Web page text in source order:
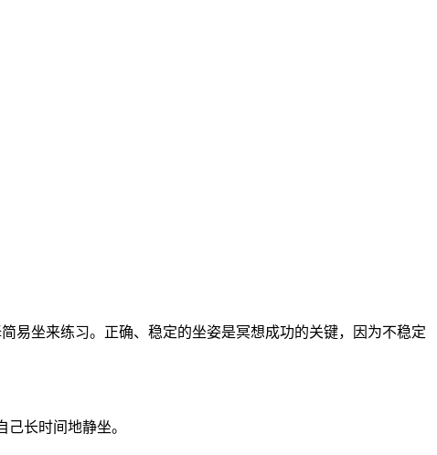
易坐来练习。正确、稳定的坐姿是冥想成功的关键，因为不稳定
长时间地静坐。